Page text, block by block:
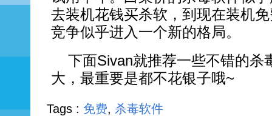
去装机花钱买杀软，到现在装机
竞争似乎进入一个新的格局。
下面Sivan就推荐一些不错的杀
大，最重要是都不花银子哦~
Tags : 免费, 杀毒软件